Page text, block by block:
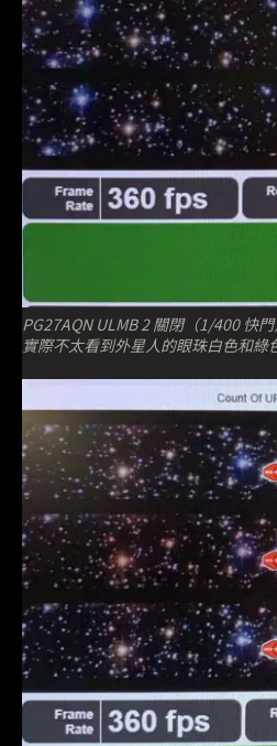
PG27AQN ULMB 2 關閉（1/400 快
實際不太看到外星人的眼珠白色和綠